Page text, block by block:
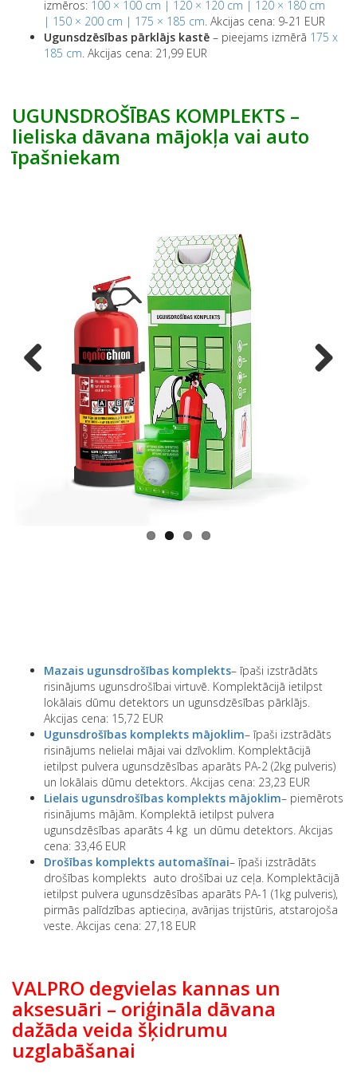
Ugunsdzēsības pārklājs somā- pieejams dažādos
izmēros:100 × 100 cm | 120 × 120 cm |120 × 180 cm
|150 × 200 cm |175 × 185 cm. Akcijas cena: 9-21 EUR
Ugunsdzēsības pārklājs kastē
UGUNSDROŠĪBAS KOMPLEKTS –
lieliska dāvana mājokļa vai auto
īpašniekam
Mazais ugunsdrošības komplekts– īpaši izstrādāts
risinājums ugunsdrošībai virtuvē. Komplektācijā ietilpst
lokālais dūmu detektors un ugunsdzēsības pārklājs.
Akcijas cena: 15,72 EUR
Ugunsdrošības komplekts mājoklim– īpaši izstrādāts
risinājums nelielai mājai vai dzīvoklim. Komplektācijā
ietilpst pulvera ugunsdzēsības aparāts PA-2 (2kg pulveris)
un lokālais dūmu detektors. Akcijas cena: 23,23 EUR
Lielais ugunsdrošības komplekts mājoklim
risinājums mājām. Komplektā ietilpst pulvera
ugunsdzēsības aparāts 4 kg un dūmu detektors. Akcijas
cena: 33,46 EUR
Drošības komplekts automašīnai– īpaši izstrādāts
drošības komplekts auto drošībai uz ceļa. Komplektācijā
ietilpst pulvera ugunsdzēsības aparāts PA-1 (1kg pulveris),
pirmās palīdzības aptieciņa, avārijas trijstūris, atstarojoša
VALPRO degvielas kannas un
aksesuāri – oriģināla dāvana
dažāda veida šķidrumu
uzglabāšanai